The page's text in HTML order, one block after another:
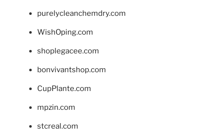
purelycleanchemdry.com
WishOping.com
shoplegacee.com
bonvivantshop.com
CupPlante.com
mpzin.com
stcreal.com